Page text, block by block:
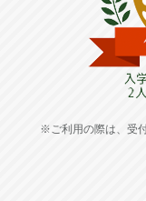
※ご利用の際は、受